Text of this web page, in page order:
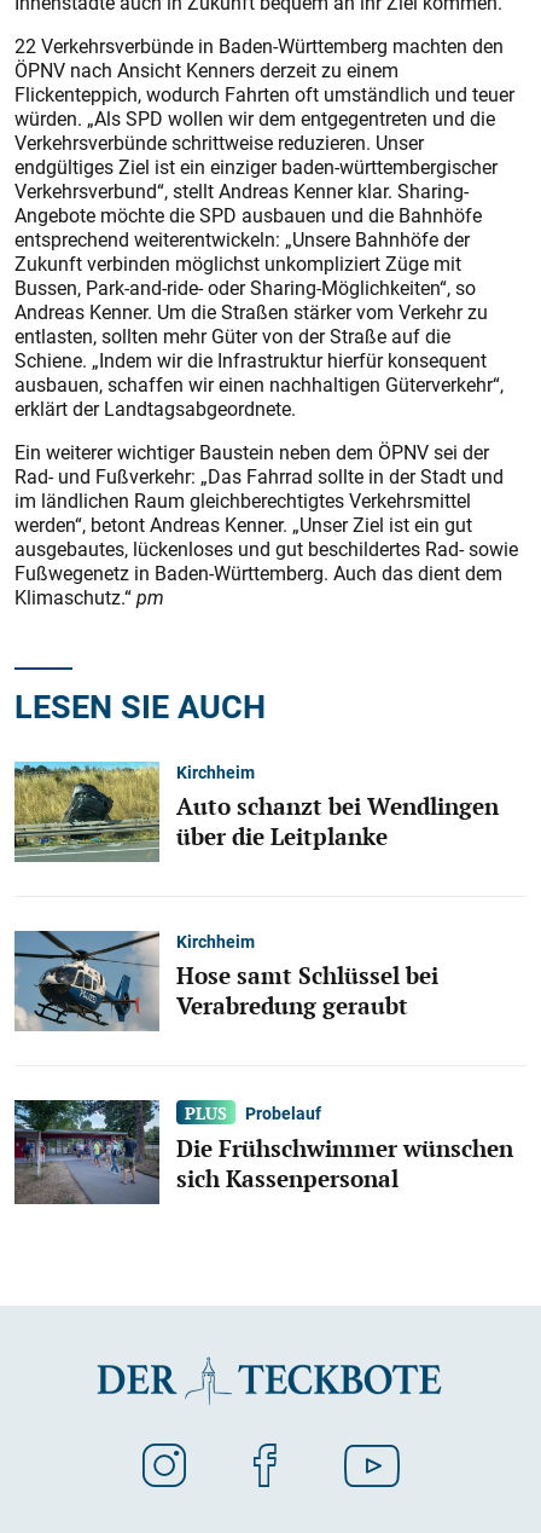
22 Verkehrsverbünde in Baden-Württemberg machten den
ÖPNV nach Ansicht Kenners derzeit zu einem
Flickenteppich, wodurch Fahrten oft umständlich und teuer
würden. „Als SPD wollen wir dem entgegentreten und die
Verkehrsverbünde schrittweise reduzieren. Unser
endgültiges Ziel ist ein einziger baden-württembergischer
Verkehrsverbund“, stellt Andreas Kenner klar. Sharing-
Angebote möchte die SPD ausbauen und die Bahnhöfe
entsprechend weiterentwickeln: „Unsere Bahnhöfe der
Zukunft verbinden möglichst unkompliziert Züge mit
Bussen, Park-and-ride- oder ­Sharing-Möglichkeiten“, so
Andreas Kenner. Um die Straßen stärker vom Verkehr zu
entlasten, sollten mehr Güter von der Straße auf die
Schiene. „Indem wir die Infrastruktur hierfür konsequent
ausbauen, schaffen wir einen nachhaltigen Güterverkehr“,
erklärt der Landtagsabgeordnete.
Ein weiterer wichtiger Baustein neben dem ÖPNV sei der
Rad- und Fußverkehr: „Das Fahrrad sollte in der Stadt und
im ländlichen Raum gleichberechtigtes Verkehrsmittel
werden“, betont Andreas Kenner. „Unser Ziel ist ein gut
ausgebautes, lückenloses und gut beschildertes Rad- sowie
Fußwegenetz in Baden-Württemberg. Auch das dient dem
Klimaschutz.“pm
LESEN SIE AUCH
Kirchheim
Auto schanzt bei Wendlingen
über die Leitplanke
Kirchheim
Hose samt Schlüssel bei
Verabredung geraubt
Probelauf
Die Frühschwimmer wünschen
sich Kassenpersonal